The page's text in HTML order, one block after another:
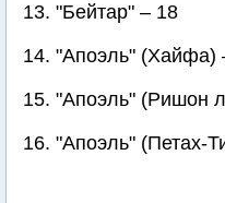
13. "Бейтар" – 18
14. "Апоэль" (Хайфа)
15. "Апоэль" (Ришон
16. "Апоэль" (Петах-